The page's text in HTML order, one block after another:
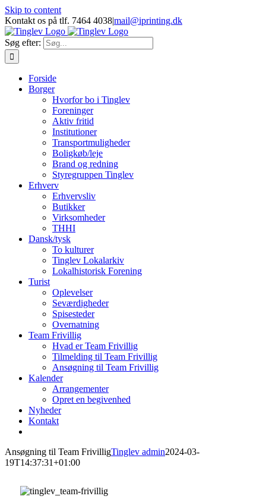
Skip to content
Kontakt os på tlf. 7464 4038|mail@iprinting.dk
Søg efter:
Forside
Borger
Hvorfor bo i Tinglev
Foreninger
Aktiv fritid
Institutioner
Transportmuligheder
Boligkøb/leje
Brand og redning
Styregruppen Tinglev
Erhverv
Erhvervsliv
Butikker
Virksomheder
THHI
Dansk/tysk
To kulturer
Tinglev Lokalarkiv
Lokalhistorisk Forening
Turist
Oplevelser
Seværdigheder
Spisesteder
Overnatning
Team Frivillig
Hvad er Team Frivillig
Tilmelding til Team Frivillig
Ansøgning til Team Frivillig
Kalender
Arrangementer
Opret en begivenhed
Nyheder
Kontakt
Ansøgning til Team FrivilligTinglev admin2024-03-
19T14:37:31+01:00